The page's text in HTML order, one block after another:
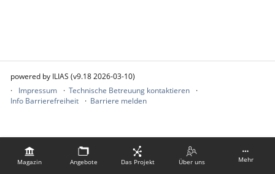
Magazin Angebote Das Projekt Über uns Mehr
powered by ILIAS (v9.18 2026-03-10)
Impressum
Technische Betreuung kontaktieren
Info Barrierefreiheit
Barriere melden